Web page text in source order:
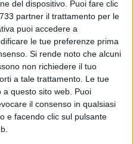
del dispositivo. Puoi fare clic
partner il trattamento per le
puoi accedere a
le tue preferenze prima
Si rende noto che alcuni
non richiedere il tuo
a tale trattamento. Le tue
questo sito web. Puoi
il consenso in qualsiasi
e facendo clic sul pulsante
a cura di Legambiente e
tre vele a Bisceglie
sui social anche dal
«Si aggiunge alla bandiera
mare, la bellezza del
per una gestione